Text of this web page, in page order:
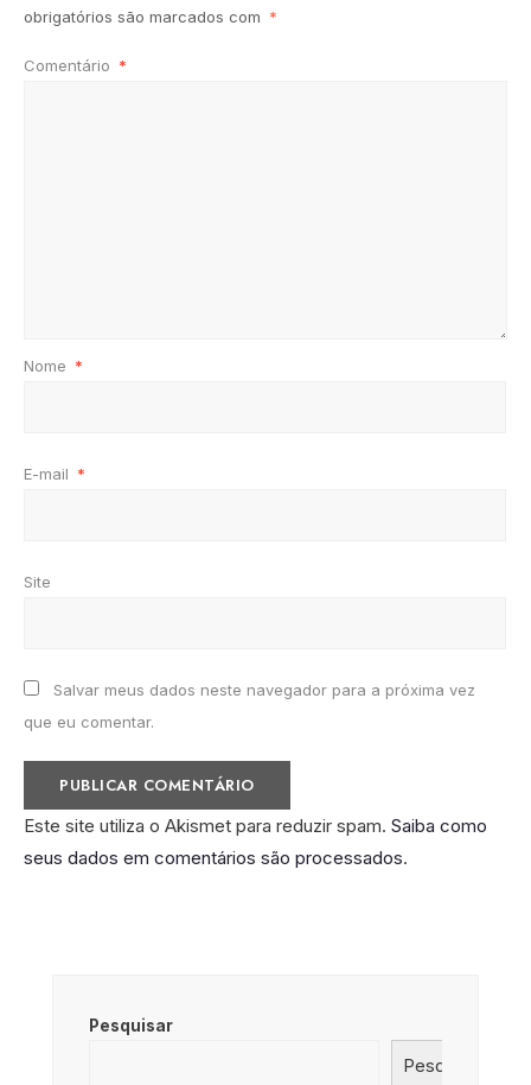
obrigatórios são marcados com *
Comentário *
Nome *
E-mail *
Site
Salvar meus dados neste navegador para a próxima vez
que eu comentar.
Este site utiliza o Akismet para reduzir spam. Saiba como
seus dados em comentários são processados.
Pesquisar
Pesquisar